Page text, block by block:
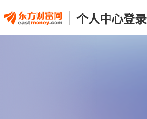
个人中心登录